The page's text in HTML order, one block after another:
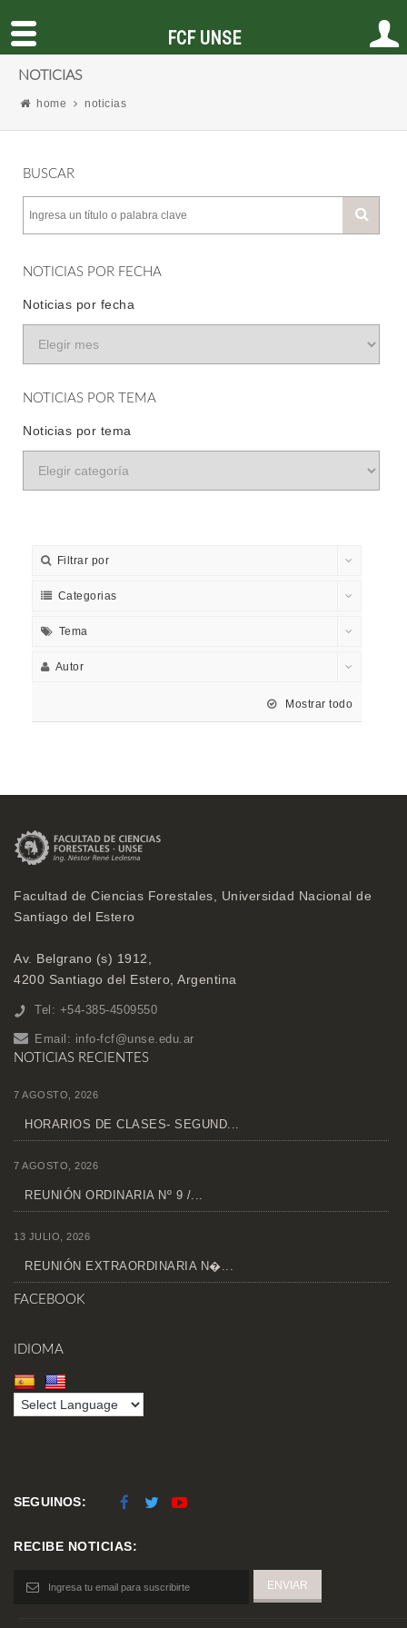
NOTICIAS
home noticias
BUSCAR
NOTICIAS POR FECHA
Noticias por fecha
NOTICIAS POR TEMA
Noticias por tema
Filtrar por
Categorias
Tema
Autor
Mostrar todo
Facultad de Ciencias Forestales, Universidad Nacional de
Santiago del Estero
Av. Belgrano (s) 1912,
4200 Santiago del Estero, Argentina
Tel: +54-385-4509550
Email: info-fcf@unse.edu.ar
NOTICIAS RECIENTES
7 AGOSTO, 2026
HORARIOS DE CLASES- SEGUND...
7 AGOSTO, 2026
REUNIÓN ORDINARIA Nº 9 /...
13 JULIO, 2026
REUNIÓN EXTRAORDINARIA N�...
FACEBOOK
IDIOMA
SEGUINOS:
RECIBE NOTICIAS:
FCF UNSE